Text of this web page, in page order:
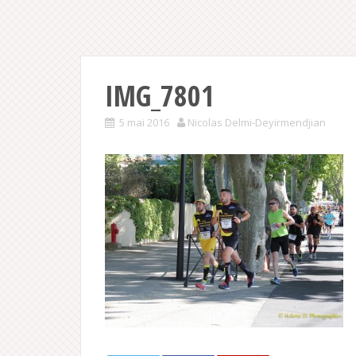
IMG_7801
5 mai 2016 Nicolas Delmi-Deyirmendjian